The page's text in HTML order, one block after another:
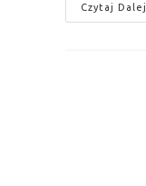
Czytaj Dalej